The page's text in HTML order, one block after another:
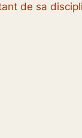
de sa